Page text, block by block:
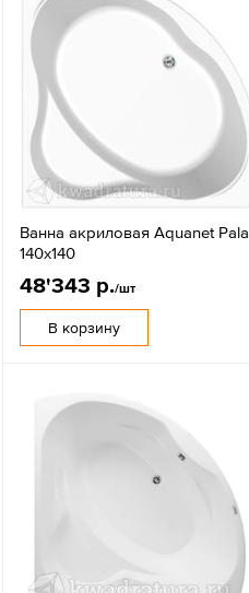
Ванна акриловая Aquanet
140х140
48'343 р./шт
В корзину